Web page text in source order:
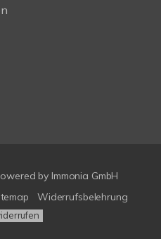
by Immonia GmbH
Widerrufsbelehrung